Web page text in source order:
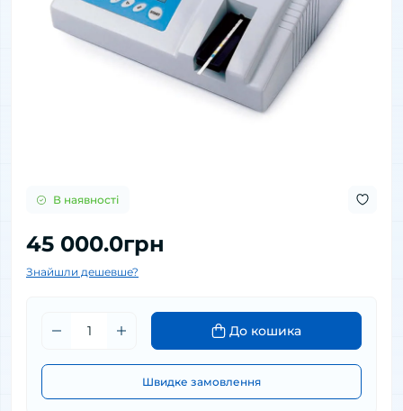
В наявності
45 000.0грн
Знайшли дешевше?
До кошика
Швидке замовлення